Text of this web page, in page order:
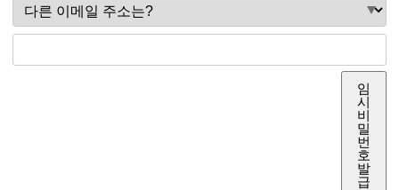
임
시
비
밀
번
호
발
급